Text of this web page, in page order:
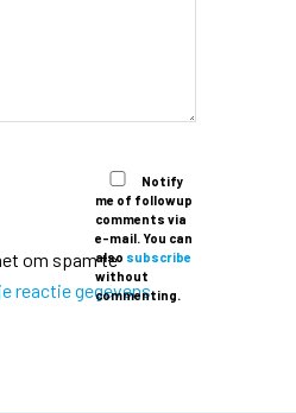
Notify
me of followup
comments via
e-mail. You can
also subscribe
without
commenting.
om spam te
reactie gegevens